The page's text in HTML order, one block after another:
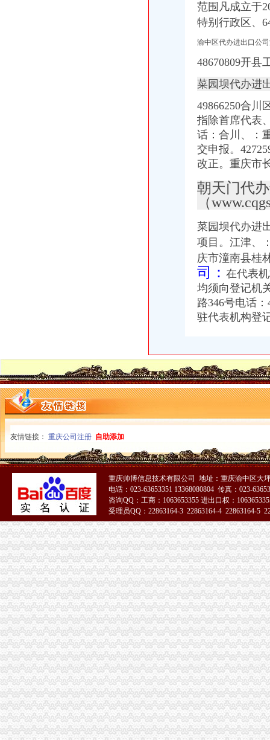
[股东会]重庆百货：2010年度第三次临时股东大会会议资料-[中财网]
大信国际物流（上海）有限公司重庆分公司-大信国际物流（上海）有
重庆百货大楼股份有限公司关於预计2015年日常关联交易公告
成都西南交大工程建设咨询监理有限责任公司重庆分公司-主页
美亚集团-美亚国际机票代理,国际机票预订,美亚价机票预订,国
重庆太实业（集团）股份有限公司对外投资暨关联交易公告_财经_
底价办理嘉兴无地址进出口公司注册各类许可证代办-嘉兴58同城
代办香港公司英国进出口公司注册提供肥料全套手续-运城58同城
长宁代办进出口经营权补办执照代办社保注册公司整帐-上海58同城
德注册进出口贸易公司（外贸公司）代办,德工商注册代办【今日
东莞市众达辉进出口有限公司-代理进口,代理商检,二手机械进口,
新西兰水果进口代办公司【今日推荐网-深圳进出口代理】
我公司专业代理各种货物进出口报关、各工厂代商检服务、口岸报关、
渝中区马家堡小学2017招生范围,马家堡小学6月24日报名-小学教育-
【重庆市—渝中区】马家堡发廊偶遇品美少女（申请毕业-曲罢论坛
【招商银行渝中区马家堡自助银行】招商银行渝中区马家堡自助银行
重庆市渝中区马家堡付食经营部长征付食门市_【信用信息_诉讼信息_
重庆市渝中区人民
重庆市渝中区马家堡小学附近住宿
重庆市渝中区-文章详细页
电子察上岗一个月渝中区马家堡路段变通畅重庆新闻联播—
临江门代办进出口公司
广州内饰清洗：燃油系统保养GUNKM2616-油箱及油管路清洗-广州
海门临江新区货运代理业务求职_海门临江新区货运代理业务找工作_
发点好东西上来：）全国各地户外用品店详解-旅游（Travel）版-北大
宝山区（黑龙江省双鸭山市辖区）-搜百科
中国房地产开发企业名录—6-敖汉开发区招商网-中国招商引资信
华立产业集团有限公司审计报告_上市公司_新浪财经_新浪网
上海现代制股份有限公司2015年度报告摘要_新浪财经_新浪网
宝山区（黑龙江省双鸭山市辖区）-搜百科
非洲崖豆木厂家_非洲崖豆木厂家/公司-阿里巴巴公司黄页
钱清镇-搜百科
重庆天地代办进出口公司
【重庆北京天地顺聘货运代理公司】网点,地址,电话,营业时间-大
广州机场UPS报关代理_志趣网
青岛饮料代理公司-青岛饮料代理厂家-|必途青岛饮料代理公司排行榜
海haiyao品牌代理招商-招商加盟-globrand（全球品牌网）
重庆物流服务公司_物流服务厂_生产厂家企业公司
价格,厂家,图片,进出口全套代理,重庆市金利国际货物代理有限
郑州报关代理黄页、郑州报关代理公司名录、郑州报关代理供应商、
第45页装货货代公司装货货运代理公司黄页装货货代企业查询-
比利时PP保险杠进口清关代理公司|如何操作_云同盟
重庆地铁隧道项目引进盾构机设备招标报关代理公司
朝天门代办进出口公司
重庆南岸茶园新区工商服务信息,提供新重庆南岸茶园新区财税服务
【2014年重庆美购贸易有限公司新招聘信息_电话_地址】-赶集网
范围凡成立于
特别行政区、
渝中区代办进出口公
48670809开县
菜园坝代办进
49866250合川
指除首席代表
话： 合川、：
交申报。
改正。重庆市
朝天门代
（
菜园坝代办进
项目。江津、
庆市潼南县桂
司： 在代表
均须向登记机
路346号电话
驻代表机构登
友情链接： 重庆公司注册 自助添加
重庆帅博信息技术有限公司 地址：重庆渝中区大
电话：023-63653351 13368080804 传真：023-
咨询QQ：工商：1063653355 进出口权：
受理员QQ：22863164-3 22863164-4 22863164-5
51La